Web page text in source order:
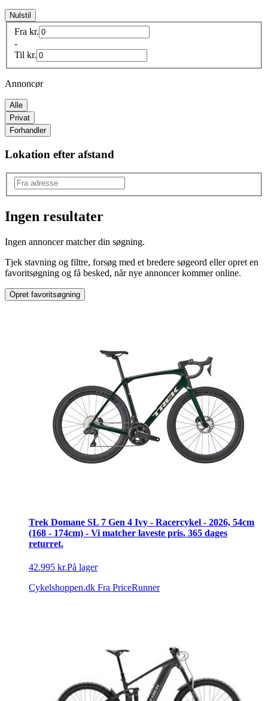
Nulstil
Fra kr.
-
Til kr.
Annoncør
Alle
Privat
Forhandler
Lokation efter afstand
Trek
Ingen resultater
Ingen annoncer matcher din søgning.
Tjek stavning og filtre, forsøg med et bredere søgeord eller opret en
favoritsøgning og få besked, når nye annoncer kommer online.
Opret favoritsøgning
Trek Domane SL 7 Gen 4 Ivy - Racercykel - 2026, 54cm
(168 - 174cm) - Vi matcher laveste pris. 365 dages
returret.
42.995 kr.På lager
Cykelshoppen.dk Fra PriceRunner